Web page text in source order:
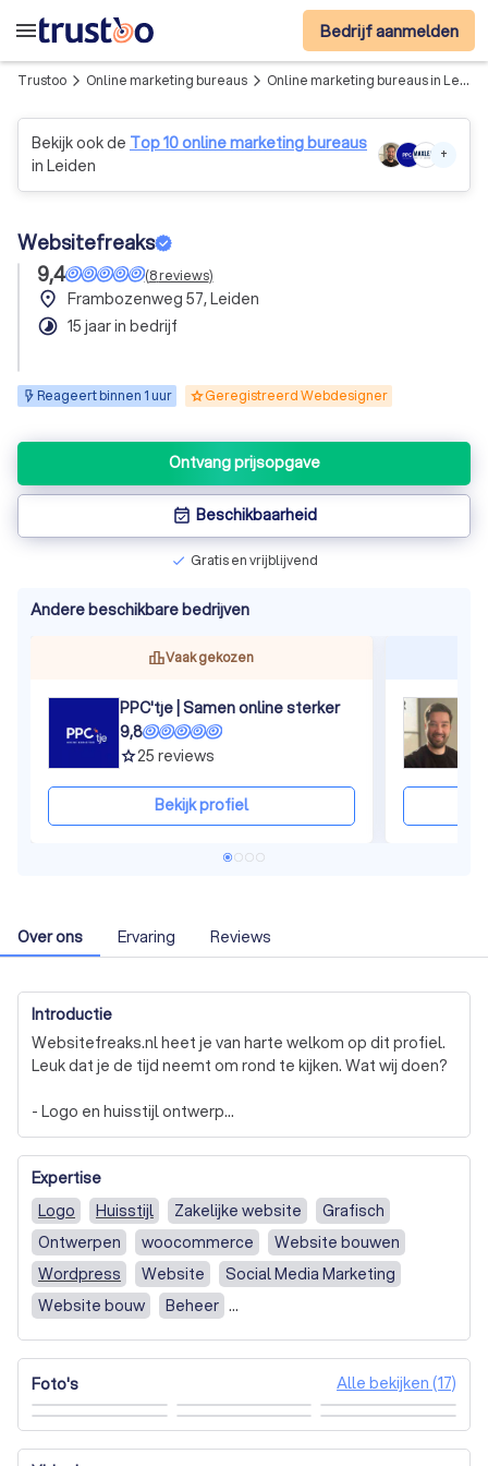
menu Bedrijf aanmelden
Trustoo arrow_forward_ios Online marketing bureaus arrow_forward_ios Online marketing bureaus in Leiden
Bekijk ook de Top 10 online marketing bureaus
in Leiden
+
Websitefreaks
9,4
(8reviews)
place Frambozenweg 57, Leiden
timelapse 15 jaar in bedrijf
Reageert binnen 1 uur Geregistreerd Webdesigner
Ontvang prijsopgave
event_available Beschikbaarheid
check Gratis en vrijblijvend
Andere beschikbare bedrijven
Vaak gekozen
PPC'tje | Samen online sterker
9,8
grade25 reviews
Bekijk profiel
Over ons Ervaring Reviews
Introductie
Websitefreaks.nl heet je van harte welkom op dit profiel.
Leuk dat je de tijd neemt om rond te kijken. Wat wij doen?
- Logo en huisstijl ontwerp
- Webdesign en webbouw
- Content creatie
- Copywriting
- Onderhoud
- Hosting
Wij zijn een groep techneuten, webdesigners en grafisch
ontwerpers die samen hun kracht gebruiken om voor jou
de perfecte website te bouwen. Voor ons is de
bedrijfsidentiteit het hart van de onderneming en leidend
voor iedere vorm van communicatie naar jouw klanten.
Maar voordat wij beginnen aan jouw website kijken we
naar de URL. Deze moet hetzelfde zijn als jouw
bedrijfsnaam. Het liefst voorkomen wij cijfers en
Expertise
Logo
Huisstijl Zakelijke website
Grafisch
Ontwerpen
woocommerce
Website bouwen
Wordpress
Website
Social Media Marketing
Website bouw
Beheer
Website (geen betaalmogelijkheid)
Nieuwe website
Huisstijl / logo ontwikkelen
Content Marketing
Website bouw / redesign
Foto's Alle bekijken (17)